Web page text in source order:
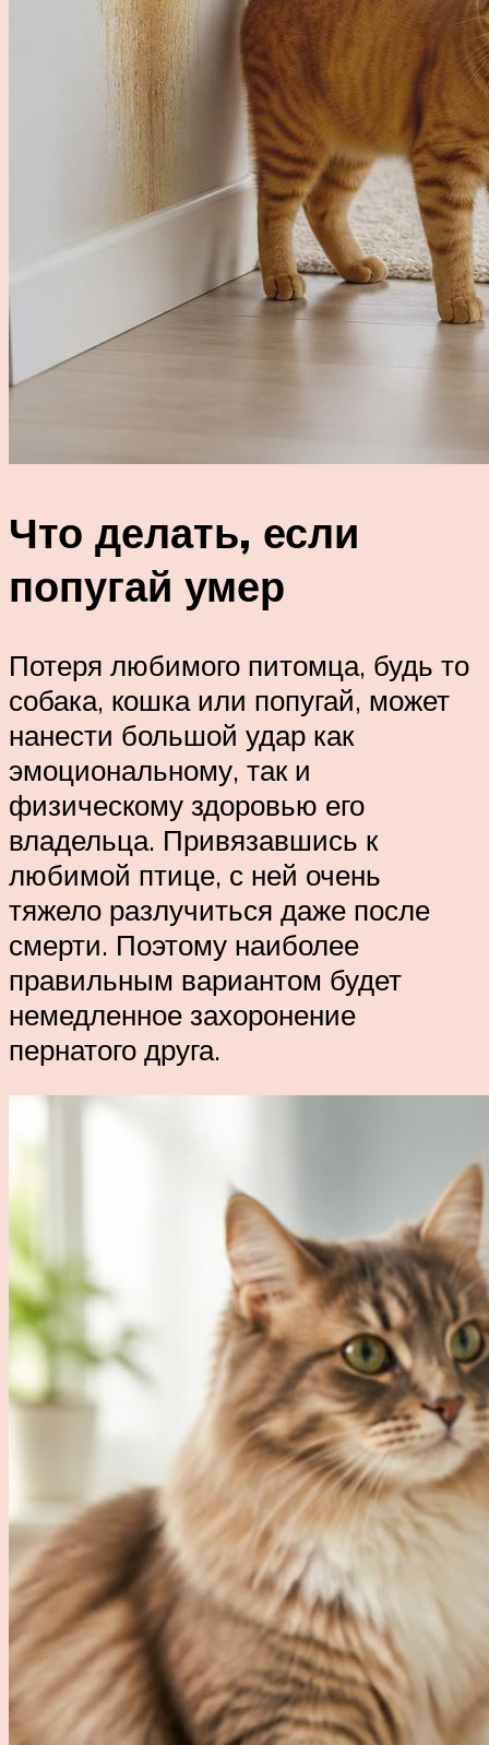
Что делать, если
попугай умер
Потеря любимого питомца, будь то
собака, кошка или попугай, может
нанести большой удар как
эмоциональному, так и
физическому здоровью его
владельца. Привязавшись к
любимой птице, с ней очень
тяжело разлучиться даже после
смерти. Поэтому наиболее
правильным вариантом будет
немедленное захоронение
пернатого друга.